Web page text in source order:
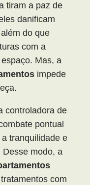
tiram a paz de
danificam
do que
com a
Mas, a
impede
controladora de
pontual
tranquilidade e
Desse modo, a
com